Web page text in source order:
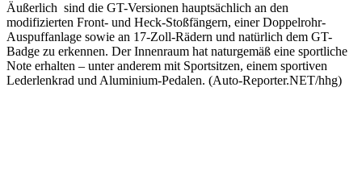
Äußerlich sind die GT-Versionen hauptsächlich an den
modifizierten Front- und Heck-Stoßfängern, einer Doppelrohr-
Auspuffanlage sowie an 17-Zoll-Rädern und natürlich dem GT-
Badge zu erkennen. Der Innenraum hat naturgemäß eine sportliche
Note erhalten – unter anderem mit Sportsitzen, einem sportiven
Lederlenkrad und Aluminium-Pedalen. (Auto-Reporter.NET/hhg)